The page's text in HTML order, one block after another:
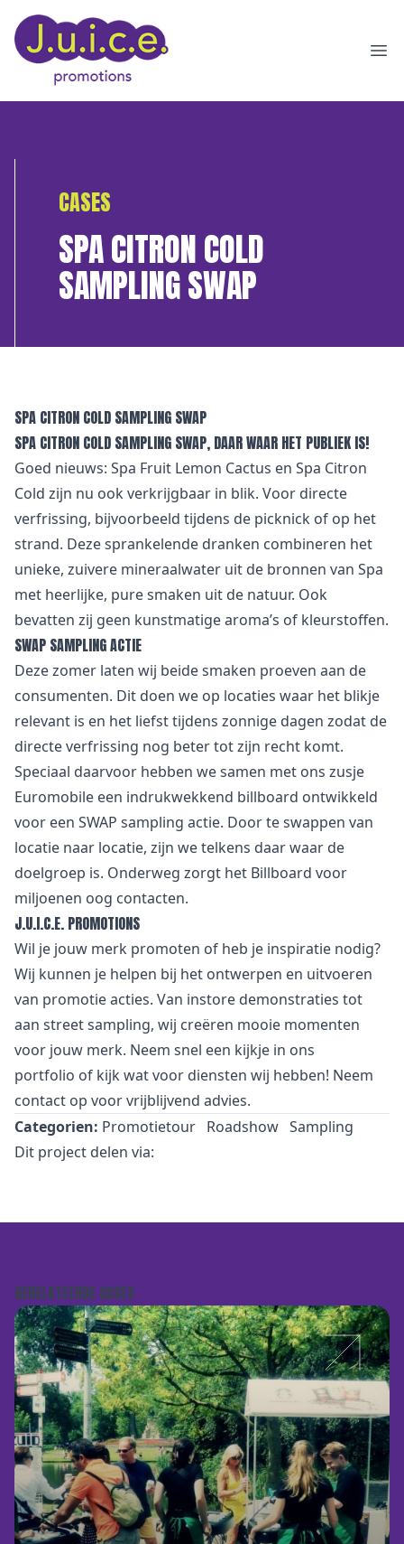
CASES
SPA CITRON COLD
SAMPLING SWAP
SPA CITRON COLD SAMPLING SWAP
SPA CITRON COLD SAMPLING SWAP, DAAR WAAR HET PUBLIEK IS!
Goed nieuws: Spa Fruit Lemon Cactus en Spa Citron
Cold zijn nu ook verkrijgbaar in blik. Voor directe
verfrissing, bijvoorbeeld tijdens de picknick of op het
strand. Deze sprankelende dranken combineren het
unieke, zuivere mineraalwater uit de bronnen van Spa
met heerlijke, pure smaken uit de natuur. Ook
bevatten zij geen kunstmatige aroma’s of kleurstoffen.
SWAP SAMPLING ACTIE
Deze zomer laten wij beide smaken proeven aan de
consumenten. Dit doen we op locaties waar het blikje
relevant is en het liefst tijdens zonnige dagen zodat de
directe verfrissing nog beter tot zijn recht komt.
Speciaal daarvoor hebben we samen met ons zusje
Euromobile een indrukwekkend billboard ontwikkeld
voor een SWAP sampling actie. Door te swappen van
locatie naar locatie, zijn we telkens daar waar de
doelgroep is. Onderweg zorgt het Billboard voor
miljoenen oog contacten.
J.U.I.C.E. PROMOTIONS
Wil je jouw merk promoten of heb je inspiratie nodig?
Wij kunnen je helpen bij het ontwerpen en uitvoeren
van promotie acties. Van instore demonstraties tot
aan street sampling, wij creëren mooie momenten
voor jouw merk. Neem snel een kijkje in ons
portfolio of kijk wat voor diensten wij hebben! Neem
contact op voor vrijblijvend advies.
Categorien: Promotietour Roadshow Sampling
Dit project delen via:
GERELATEERDE CASES